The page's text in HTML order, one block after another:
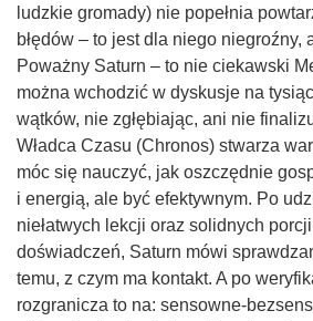
ludzkie gromady) nie popełnia
błędów – to jest dla niego niegroźny,
Poważny Saturn – to nie ciekawski
można wchodzić w dyskusje na
wątków, nie zgłębiając, ani nie
Władca Czasu (Chronos) stwarza
móc się nauczyć, jak oszczędnie
i energią, ale być efektywnym. Po
niełatwych lekcji oraz solidnych
doświadczeń, Saturn mówi
temu, z czym ma kontakt. A po
rozgranicza to na: sensowne-